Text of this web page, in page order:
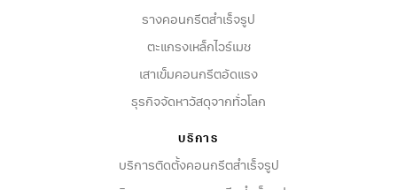
รางคอนกรีตสำเร็จรูป
ตะแกรงเหล็กไวร์เมช
เสาเข็มคอนกรีตอัดแรง
ธุรกิจจัดหาวัสดุจากทั่วโลก
บริการ
บริการติดตั้งคอนกรีตสำเร็จรูป